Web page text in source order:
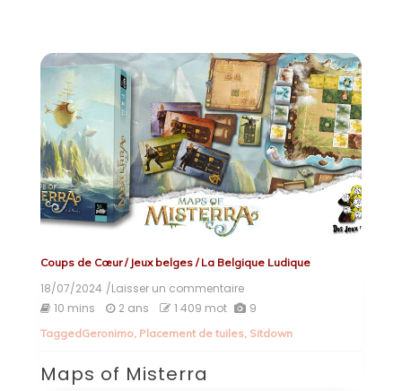
Coups de Cœur/ Jeux belges/La Belgique Ludique
18/07/2024 /Laisser un commentaireon
Maps
Misterra
10 mins 2 ans 1 409 mot 9
TaggedGeronimo, Placement de tuiles, Sitdown
Maps of Misterra